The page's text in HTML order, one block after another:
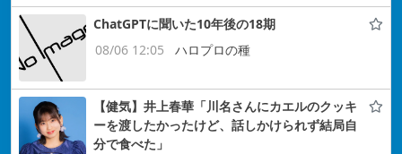
ChatGPTに聞いた10年後の18期
08/06 12:05
ハロプロの種
【健気】井上春華「川名さんにカエルのクッキ
ーを渡したかったけど、話しかけられず結局自
分で食べた」